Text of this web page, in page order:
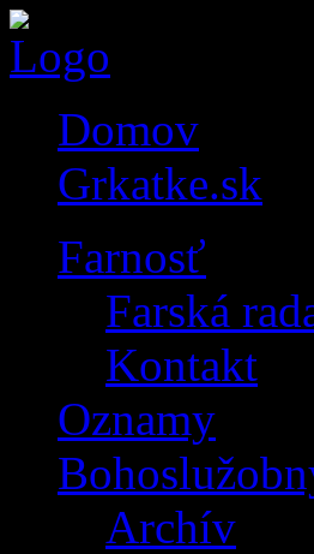
Domov
Grkatke.sk
Farnosť
Farská
Kontakt
Oznamy
Archív